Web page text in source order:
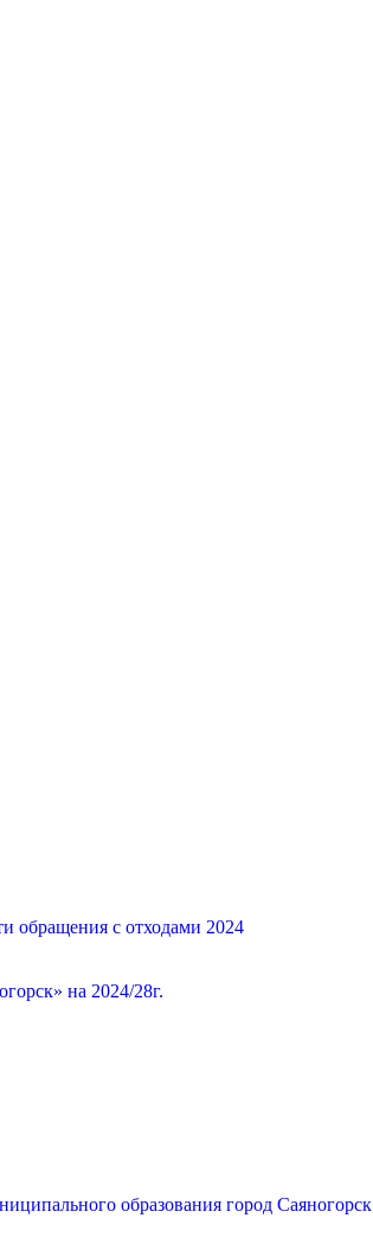
обращения с отходами 2024
на 2024/28г.
образования город Саяногорск